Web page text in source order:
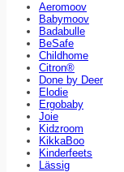
Aeromoov
Babymoov
Badabulle
BeSafe
Childhome
Citron®
Done by Deer
Elodie
Ergobaby
Joie
Kidzroom
KikkaBoo
Kinderfeets
Lässig